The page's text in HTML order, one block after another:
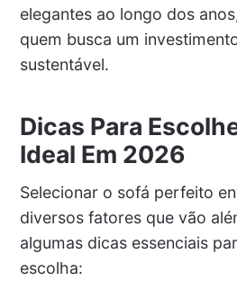
elegantes ao longo dos
quem busca um
sustentável.
Dicas Para
Ideal Em 2026
Selecionar o sofá perfeito
diversos fatores que vão
algumas dicas essenciais
escolha: